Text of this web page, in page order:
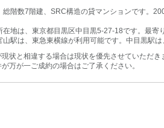
総階数7階建、SRC構造の貸マンションです。
在地は、東京都目黒区中目黒5-27-18です。最
駅は、東急東横線が利用可能です。中目黒駅は
状と相違する場合は現状を優先させていただき
万が一ご成約の場合はご了承ください。